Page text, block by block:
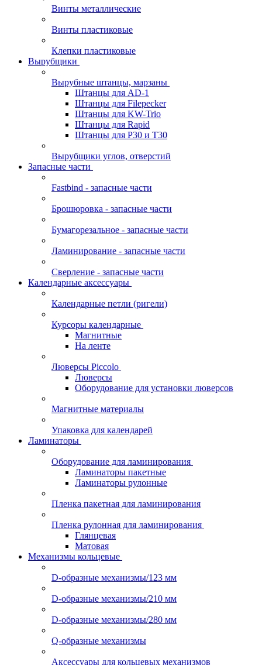
Винты металлические
Винты пластиковые
Клепки пластиковые
Вырубщики
Вырубные штанцы, марзаны
Штанцы для AD-1
Штанцы для Filepecker
Штанцы для KW-Trio
Штанцы для Rapid
Штанцы для Р30 и Т30
Вырубщики углов, отверстий
Запасные части
Fastbind - запасные части
Брошюровка - запасные части
Бумагорезальное - запасные части
Ламинирование - запасные части
Сверление - запасные части
Календарные аксессуары
Календарные петли (ригели)
Курсоры календарные
Магнитные
На ленте
Люверсы Piccolo
Люверсы
Оборудование для установки люверсов
Магнитные материалы
Упаковка для календарей
Ламинаторы
Оборудование для ламинирования
Ламинаторы пакетные
Ламинаторы рулонные
Пленка пакетная для ламинирования
Пленка рулонная для ламинирования
Глянцевая
Матовая
Механизмы кольцевые
D-образные механизмы/123 мм
D-образные механизмы/210 мм
D-образные механизмы/280 мм
Q-образные механизмы
Аксессуары для кольцевых механизмов